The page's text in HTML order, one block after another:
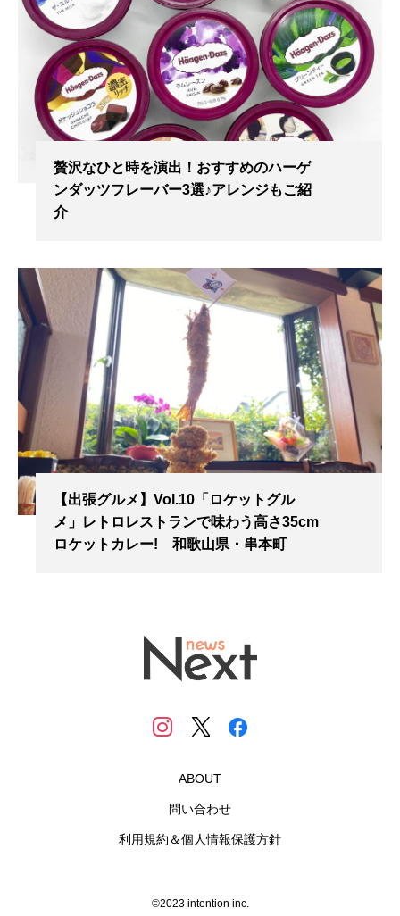
贅沢なひと時を演出！おすすめのハーゲ
ンダッツフレーバー3選♪アレンジもご紹
介
【出張グルメ】Vol.10「ロケットグル
メ」レトロレストランで味わう高さ35cm
ロケットカレー! 和歌山県・串本町
ABOUT
問い合わせ
利用規約＆個人情報保護方針
©2023 intention inc.